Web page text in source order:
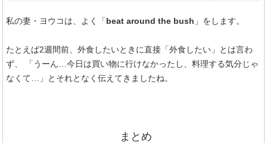
私の妻・ヨウコは、よく「beat around the bush 」をします。
たとえば2週間前、外食したいときに直接「外食したい」とは言わ
ず、 「うーん…今日は買い物に行けなかったし、料理する気分じゃ
なくて…」とそれとなく伝えてきましたね。
まとめ